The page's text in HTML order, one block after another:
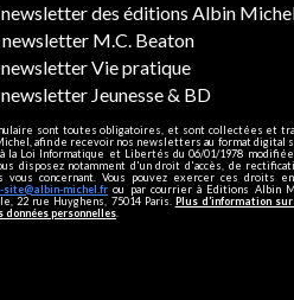
newsletter des éditions Albin
newsletter M.C. Beaton
newsletter Vie pratique
newsletter Jeunesse & BD
sont toutes obligatoires, et sont collectées et
afin de recevoir nos newsletters au format digital
la Loi Informatique et Libertés du 06/01/1978
disposez notamment d'un droit d'accès, de
vous concernant. Vous pouvez exercer ces droits
site@albin-michel.fr ou par courrier à Editions Albin
22 rue Huyghens, 75014 Paris. Plus d’information
personnelles